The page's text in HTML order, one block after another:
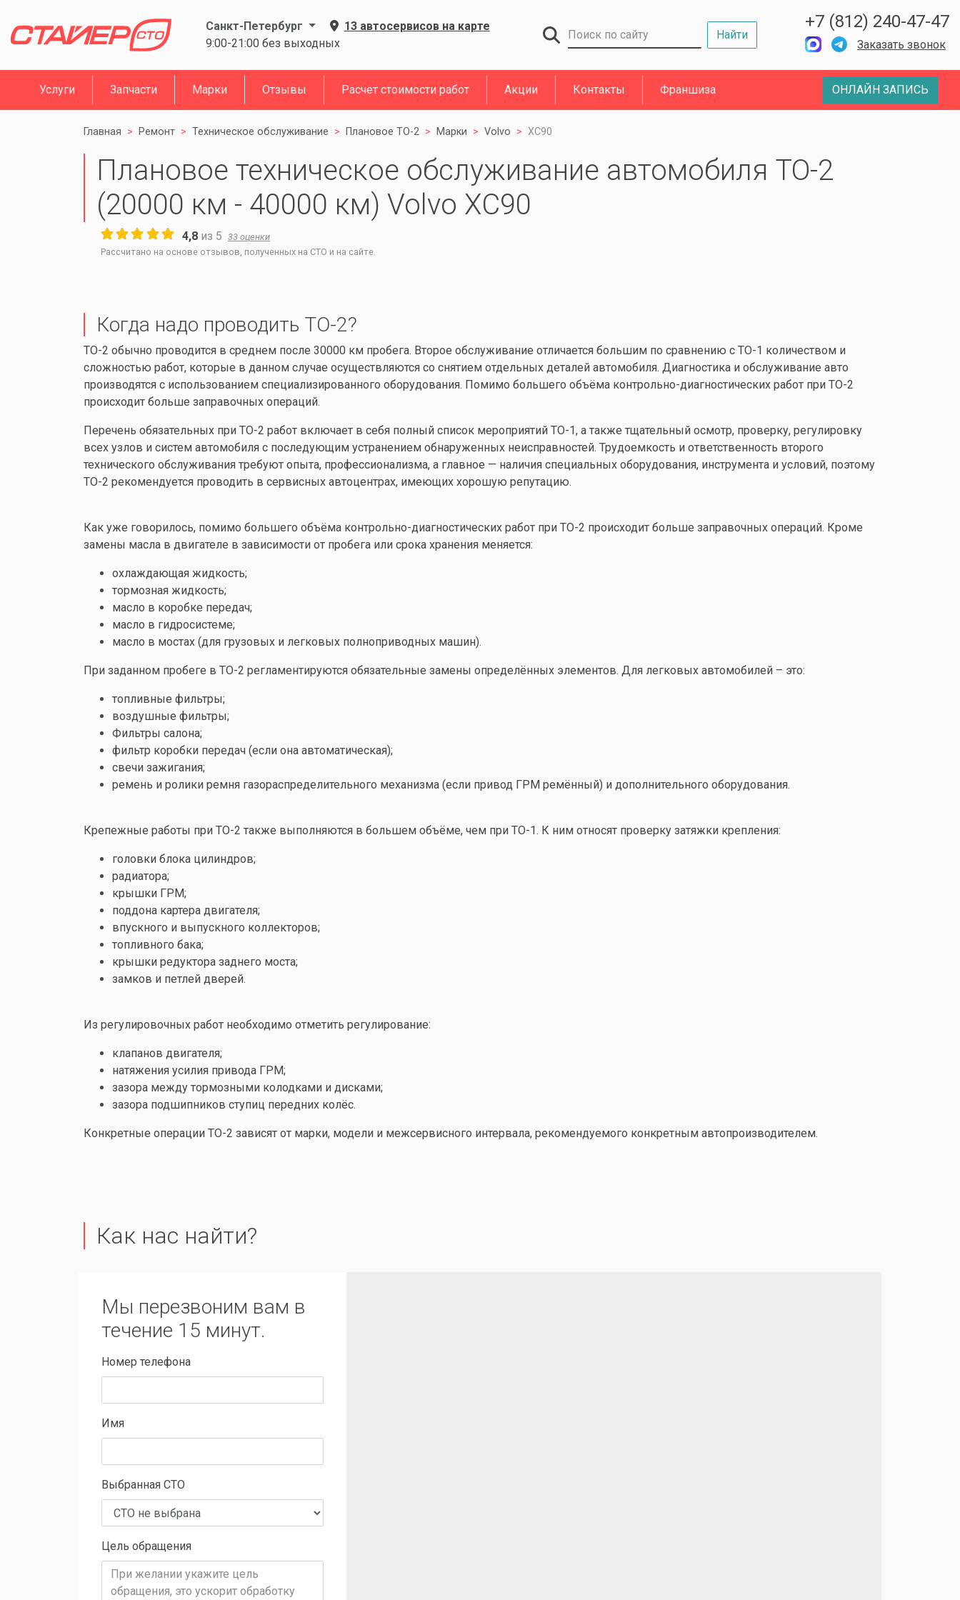
Санкт-Петербург
13 автосервисов на карте
9:00-21:00 без выходных
Найти
+7 (812) 240-47-47
Заказать звонок
Услуги Запчасти Марки Отзывы Расчет стоимости работ Акции Контакты Франшиза ОНЛАЙН ЗАПИСЬ
Главная Ремонт Техническое обслуживание Плановое ТО-2 Марки Volvo XC90
Плановое техническое обслуживание автомобиля ТО-2
(20000 км - 40000 км) Volvo XC90
4,8 из 5 33 оценки
Рассчитано на основе отзывов, полученных на СТО и на сайте.
Когда надо проводить ТО-2?
ТО-2 обычно проводится в среднем после 30000 км пробега. Второе обслуживание отличается большим по сравнению с ТО-1 количеством и
сложностью работ, которые в данном случае осуществляются со снятием отдельных деталей автомобиля. Диагностика и обслуживание авто
производятся с использованием специализированного оборудования. Помимо большего объёма контрольно-диагностических работ при ТО-2
происходит больше заправочных операций.
Перечень обязательных при ТО-2 работ включает в себя полный список мероприятий ТО-1, а также тщательный осмотр, проверку, регулировку
всех узлов и систем автомобиля с последующим устранением обнаруженных неисправностей. Трудоемкость и ответственность второго
технического обслуживания требуют опыта, профессионализма, а главное — наличия специальных оборудования, инструмента и условий, поэтому
ТО-2 рекомендуется проводить в сервисных автоцентрах, имеющих хорошую репутацию.
Как уже говорилось, помимо большего объёма контрольно-диагностических работ при ТО-2 происходит больше заправочных операций. Кроме
замены масла в двигателе в зависимости от пробега или срока хранения меняется:
охлаждающая жидкость;
тормозная жидкость;
масло в коробке передач;
масло в гидросистеме;
масло в мостах (для грузовых и легковых полноприводных машин).
При заданном пробеге в ТО-2 регламентируются обязательные замены определённых элементов. Для легковых автомобилей – это:
топливные фильтры;
воздушные фильтры;
Фильтры салона;
фильтр коробки передач (если она автоматическая);
свечи зажигания;
ремень и ролики ремня газораспределительного механизма (если привод ГРМ ремённый) и дополнительного оборудования.
Крепежные работы при ТО-2 также выполняются в большем объёме, чем при ТО-1. К ним относят проверку затяжки крепления:
головки блока цилиндров;
радиатора;
крышки ГРМ;
поддона картера двигателя;
впускного и выпускного коллекторов;
топливного бака;
крышки редуктора заднего моста;
замков и петлей дверей.
Из регулировочных работ необходимо отметить регулирование:
клапанов двигателя;
натяжения усилия привода ГРМ;
зазора между тормозными колодками и дисками;
зазора подшипников ступиц передних колёс.
Конкретные операции ТО-2 зависят от марки, модели и межсервисного интервала, рекомендуемого конкретным автопроизводителем.
Как нас найти?
Мы перезвоним вам в
течение 15 минут.
Номер телефона
Имя
Выбранная СТО
Цель обращения